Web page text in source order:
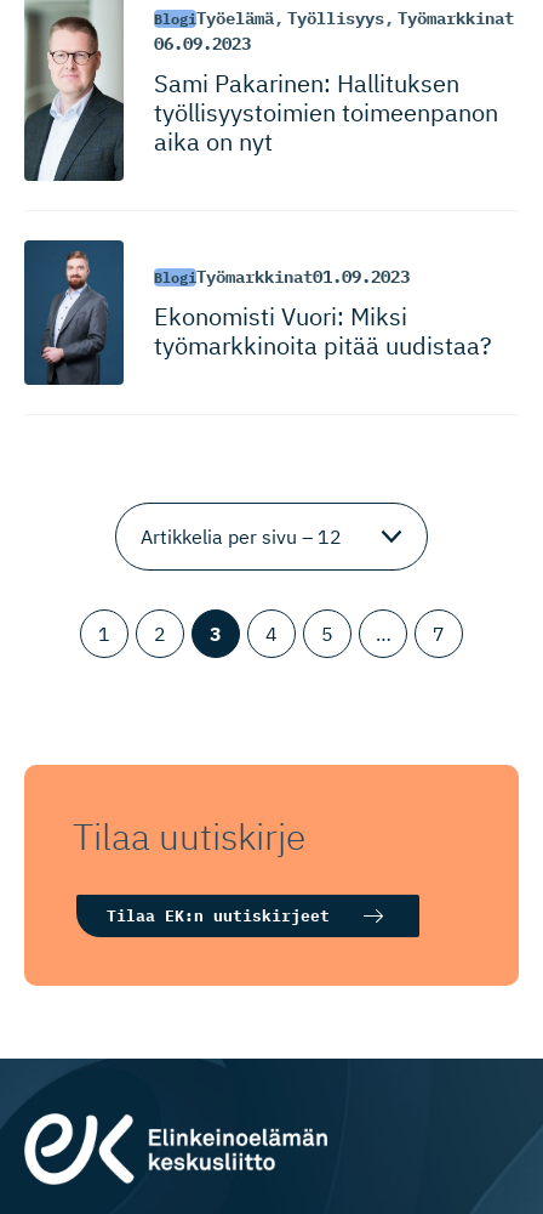
BlogiTyöelämä, Työllisyys, Työmarkkinat
06.09.2023
Sami Pakarinen: Hallituksen
työllisyys­toimien toimeenpanon
aika on nyt
BlogiTyömarkkinat01.09.2023
Ekonomisti Vuori: Miksi
työmarkkinoita pitää uudistaa?
1 2 3 4 5 … 7
Tilaa uutiskirje
Tilaa EK:n uutiskirjeet